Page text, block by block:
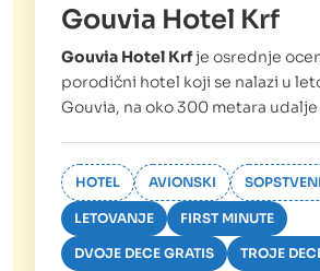
Gouvia Hotel Krf
Gouvia Hotel Krfje osrednje
porodični hotel koji se nalazi u
Gouvia, na oko 300 metara udalje
HOTEL AVIONSKI SOPSTVENI
LETOVANJE FIRST MINUTE
DVOJE DECE GRATIS TROJE